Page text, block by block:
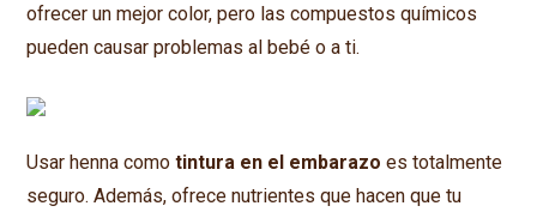
ofrecer un mejor color, pero las compuestos químicos
pueden causar problemas al bebé o a ti.
Usar henna comotintura en el embarazo es totalmente
seguro. Además, ofrece nutrientes que hacen que tu